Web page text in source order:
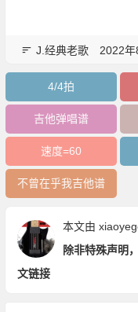
J.经典老歌 2022年
4/4拍
吉他弹唱谱
速度=60
不曾在乎我吉他谱
本文由
除非特殊声明
文链接